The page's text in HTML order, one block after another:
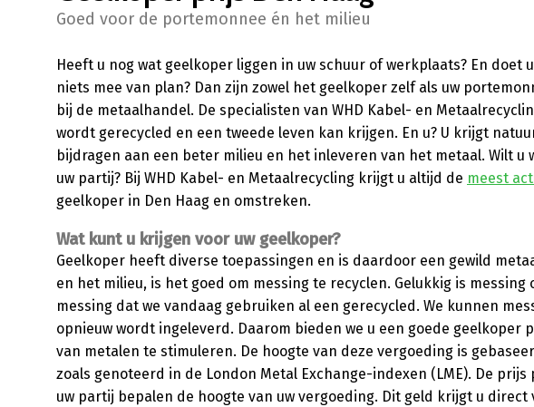
Goed voor de portemonnee én het milieu
Heeft u nog wat geelkoper liggen in uw schuur of werkplaats? En doet
niets mee van plan? Dan zijn zowel het geelkoper zelf als uw
bij de metaalhandel. De specialisten van WHD Kabel- en
wordt gerecycled en een tweede leven kan krijgen. En u? U krijgt
bijdragen aan een beter milieu en het inleveren van het metaal. Wilt
uw partij? Bij WHD Kabel- en Metaalrecycling krijgt u altijd de meest
geelkoper in Den Haag en omstreken.
Wat kunt u krijgen voor uw geelkoper?
Geelkoper heeft diverse toepassingen en is daardoor een gewild
en het milieu, is het goed om messing te recyclen. Gelukkig is
messing dat we vandaag gebruiken al een gerecycled. We kunnen
opnieuw wordt ingeleverd. Daarom bieden we u een goede geelkoper
van metalen te stimuleren. De hoogte van deze vergoeding is
zoals genoteerd in de London Metal Exchange-indexen (LME). De
uw partij bepalen de hoogte van uw vergoeding. Dit geld krijgt u direct